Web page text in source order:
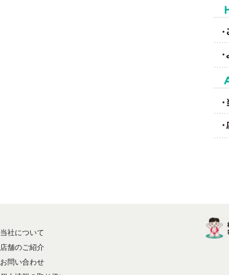
当社について
店舗のご紹介
お問い合わせ